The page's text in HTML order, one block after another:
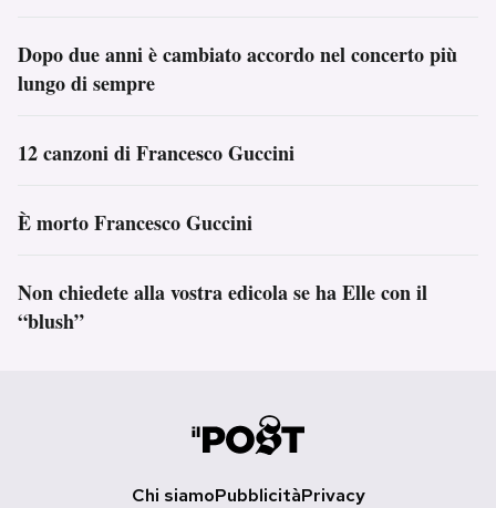
Dopo due anni è cambiato accordo nel concerto più
lungo di sempre
12 canzoni di Francesco Guccini
È morto Francesco Guccini
Non chiedete alla vostra edicola se ha Elle con il
“blush”
Chi siamoPubblicitàPrivacy